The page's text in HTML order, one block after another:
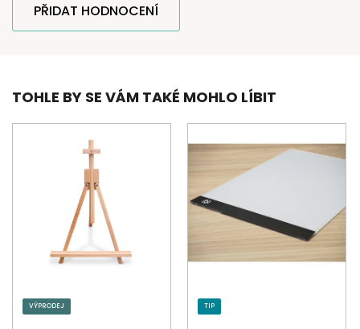
PŘIDAT HODNOCENÍ
TOHLE BY SE VÁM TAKÉ MOHLO LÍBIT
VÝPRODEJ TIP